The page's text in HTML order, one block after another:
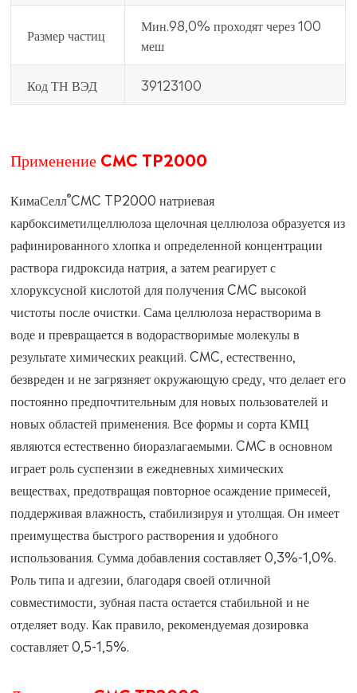
Размер частиц
Мин.98,0% проходят через 100
меш
Код ТН ВЭД 39123100
Применение CMC TP2000
КимаСелл®CMC TP2000 натриевая
карбоксиметилцеллюлоза щелочная целлюлоза образуется из
рафинированного хлопка и определенной концентрации
раствора гидроксида натрия, а затем реагирует с
хлоруксусной кислотой для получения CMC высокой
чистоты после очистки. Сама целлюлоза нерастворима в
воде и превращается в водорастворимые молекулы в
результате химических реакций. CMC, естественно,
безвреден и не загрязняет окружающую среду, что делает его
постоянно предпочтительным для новых пользователей и
новых областей применения. Все формы и сорта КМЦ
являются естественно биоразлагаемыми. CMC в основном
играет роль суспензии в ежедневных химических
веществах, предотвращая повторное осаждение примесей,
поддерживая влажность, стабилизируя и утолщая. Он имеет
преимущества быстрого растворения и удобного
использования. Сумма добавления составляет 0,3%-1,0%.
Роль типа и адгезии, благодаря своей отличной
совместимости, зубная паста остается стабильной и не
отделяет воду. Как правило, рекомендуемая дозировка
составляет 0,5-1,5%.